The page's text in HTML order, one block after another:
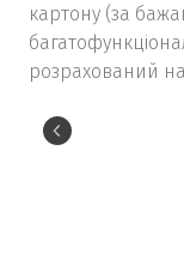
картону (за
розрахований